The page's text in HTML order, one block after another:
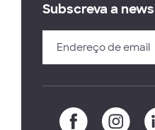
Subscreva a